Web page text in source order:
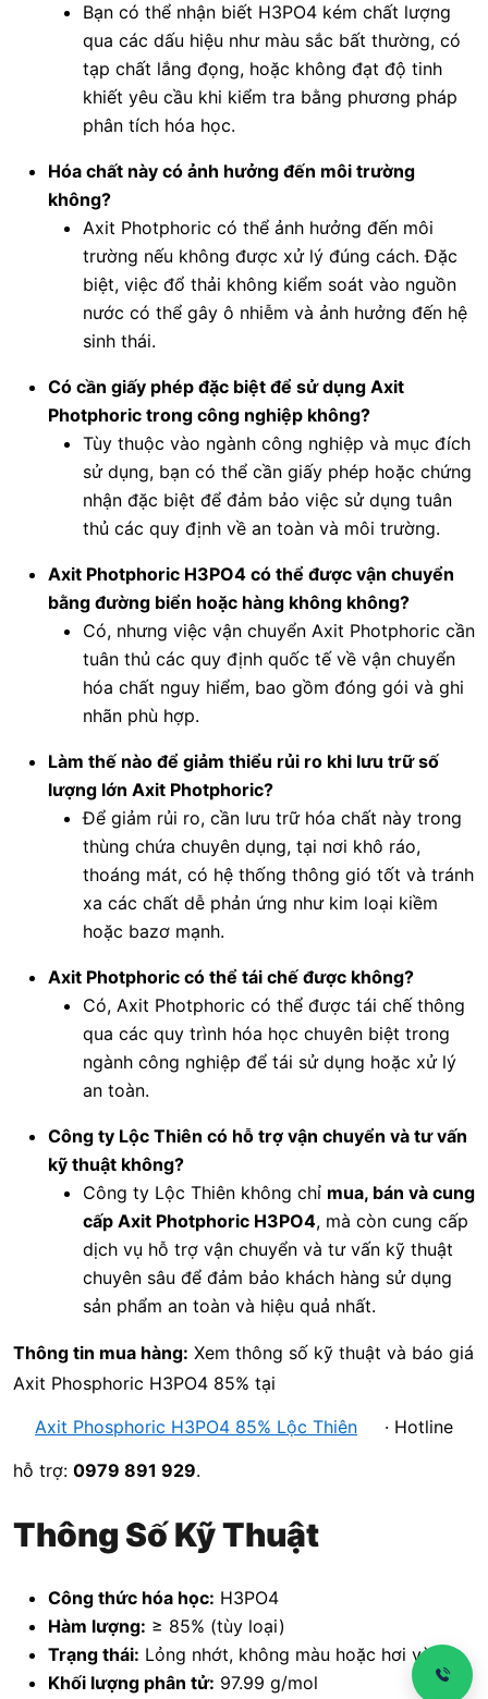
Bạn có thể nhận biết H3PO4 kém chất lượng
qua các dấu hiệu như màu sắc bất thường, có
tạp chất lắng đọng, hoặc không đạt độ tinh
khiết yêu cầu khi kiểm tra bằng phương pháp
phân tích hóa học.
Hóa chất này có ảnh hưởng đến môi trường
không?
Axit Photphoric có thể ảnh hưởng đến môi
trường nếu không được xử lý đúng cách. Đặc
biệt, việc đổ thải không kiểm soát vào nguồn
nước có thể gây ô nhiễm và ảnh hưởng đến hệ
sinh thái.
Có cần giấy phép đặc biệt để sử dụng Axit
Photphoric trong công nghiệp không?
Tùy thuộc vào ngành công nghiệp và mục đích
sử dụng, bạn có thể cần giấy phép hoặc chứng
nhận đặc biệt để đảm bảo việc sử dụng tuân
thủ các quy định về an toàn và môi trường.
Axit Photphoric H3PO4 có thể được vận chuyển
bằng đường biển hoặc hàng không không?
Có, nhưng việc vận chuyển Axit Photphoric cần
tuân thủ các quy định quốc tế về vận chuyển
hóa chất nguy hiểm, bao gồm đóng gói và ghi
nhãn phù hợp.
Làm thế nào để giảm thiểu rủi ro khi lưu trữ số
lượng lớn Axit Photphoric?
Để giảm rủi ro, cần lưu trữ hóa chất này trong
thùng chứa chuyên dụng, tại nơi khô ráo,
thoáng mát, có hệ thống thông gió tốt và tránh
xa các chất dễ phản ứng như kim loại kiềm
hoặc bazơ mạnh.
Axit Photphoric có thể tái chế được không?
Có, Axit Photphoric có thể được tái chế thông
qua các quy trình hóa học chuyên biệt trong
ngành công nghiệp để tái sử dụng hoặc xử lý
an toàn.
Công ty Lộc Thiên có hỗ trợ vận chuyển và tư vấn
kỹ thuật không?
Công ty Lộc Thiên không chỉ mua, bán và cung
cấp Axit Photphoric H3PO4, mà còn cung cấp
dịch vụ hỗ trợ vận chuyển và tư vấn kỹ thuật
chuyên sâu để đảm bảo khách hàng sử dụng
sản phẩm an toàn và hiệu quả nhất.
Thông tin mua hàng: Xem thông số kỹ thuật và báo giá
Axit Phosphoric H3PO4 85% tại
Axit Phosphoric H3PO4 85% Lộc Thiên
· Hotline
hỗ trợ: 0979 891 929.
Thông Số Kỹ Thuật
Công thức hóa học: H3PO4
Hàm lượng: ≥ 85% (tùy loại)
Trạng thái: Lỏng nhớt, không màu hoặc hơi vàng.
Khối lượng phân tử: 97.99 g/mol